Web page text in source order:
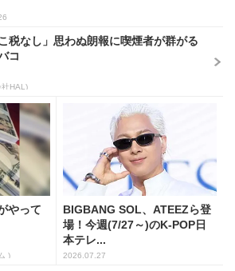
こ税なし」思わぬ朗報に喫煙者が群がる
コ
社HAL)
やって
)
BIGBANG SOL、ATEEZら登
場！今週(7/27～)のK-POP日
本テレ...
2026.07.27